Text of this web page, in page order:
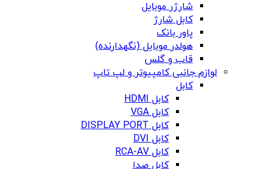
شارژر موبایل
کابل شارژ
پاور بانک
هولدر موبایل (نگهدارنده)
قاب و گلس
لوازم جانبی کامپیوتر و لپ تاپ
کابل
کابل HDMI
کابل VGA
کابل DISPLAY PORT
کابل DVI
کابل RCA-AV
کابل صدا